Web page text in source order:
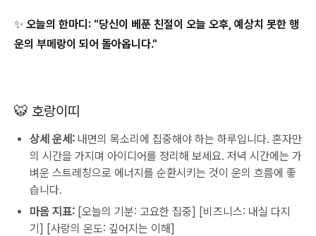
✨ 오늘의 한마디: "당신이 베푼 친절이 오늘 오후, 예상치 못한 행
운의 부메랑이 되어 돌아옵니다."
🐯 호랑이띠
상세 운세: 내면의 목소리에 집중해야 하는 하루입니다. 혼자만
의 시간을 가지며 아이디어를 정리해 보세요. 저녁 시간에는 가
벼운 스트레칭으로 에너지를 순환시키는 것이 운의 흐름에 좋
습니다.
마음 지표: [오늘의 기분: 고요한 집중] [비즈니스: 내실 다지
기] [사랑의 온도: 깊어지는 이해]